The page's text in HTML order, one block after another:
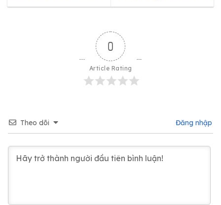
0
Article Rating
Theo dõi Đăng nhập